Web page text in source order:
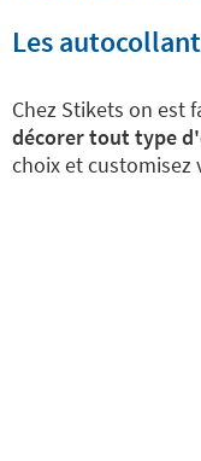
Les
Chez Stikets on est
décorer tout type
choix et customisez